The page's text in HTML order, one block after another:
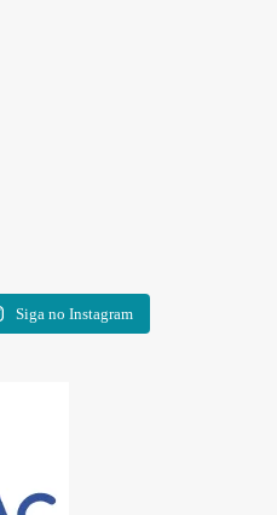
Siga no Instagram